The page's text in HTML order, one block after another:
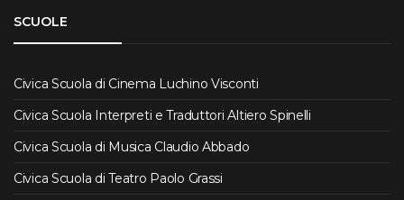
SCUOLE
Civica Scuola di Cinema Luchino Visconti
Civica Scuola Interpreti e Traduttori Altiero Spinelli
Civica Scuola di Musica Claudio Abbado
Civica Scuola di Teatro Paolo Grassi